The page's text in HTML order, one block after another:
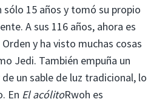
sólo 15 años y tomó su propio
A sus 116 años, ahora es
y ha visto muchas cosas
Jedi. También empuña un
un sable de luz tradicional, lo
En El acólitoRwoh es